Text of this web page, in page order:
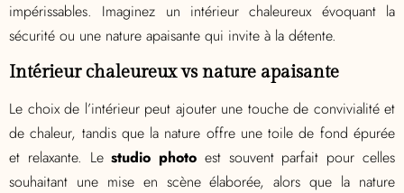
impérissables. Imaginez un intérieur chaleureux évoquant la
sécurité ou une nature apaisante qui invite à la détente.
Intérieur chaleureux vs nature apaisante
Le choix de l’intérieur peut ajouter une touche de convivialité et
de chaleur, tandis que la nature offre une toile de fond épurée
et relaxante. Lestudio photo est souvent parfait pour celles
souhaitant une mise en scène élaborée, alors que la nature